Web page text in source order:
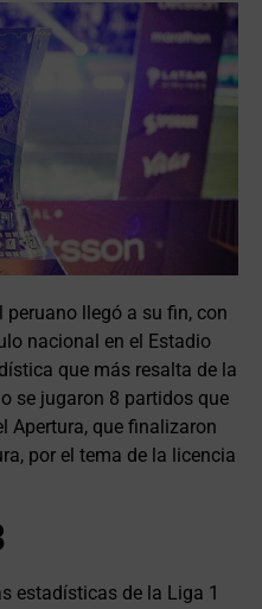
llegó a su fin, con
nacional en el Estadio
que más resalta de la
se jugaron 8 partidos que
Apertura, que finalizaron
por el tema de la licencia
estadísticas de la Liga 1